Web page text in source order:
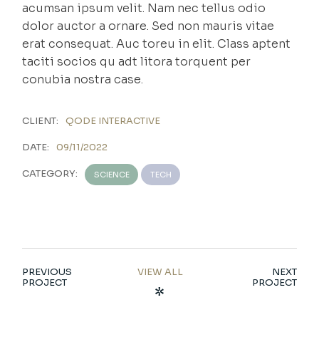
acumsan ipsum velit. Nam nec tellus odio
dolor auctor a ornare. Sed non mauris vitae
erat consequat. Auc toreu in elit. Class aptent
taciti socios qu adt litora torquent per
conubia nostra case.
CLIENT: QODE INTERACTIVE
DATE: 09/11/2022
CATEGORY: SCIENCE TECH
PREVIOUS
PROJECT
VIEW ALL
NEXT
PROJECT